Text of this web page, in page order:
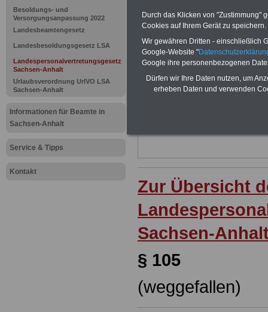
Besoldungs- und
Versorgungsanpassung 2022
Landesbeamtengesetz
Landesbesoldungsgesetz LSA
Landespersonalvertretungsgesetz
Sachsen-Anhalt
Urlaubsverordnung UrlVO LSA
Sachsen-Anhalt
Informationen für Beamte in
Sachsen-Anhalt
Service & Tipps
Kontakt
BEHÖRDEN-ABOmit drei
22,50 Euro: Wissenswertes für
und Beamte,
(Bund/Länder) sowie Beihilferecht in
Ländern. Alle 3 Ratgeber sind
Sachverhalte verständlich und
geeignet für Beamtinnen und
Zur Übersicht
Sachsen-
§ 105
(weggefallen)
Durch das Klicken von "Zustimmung"
Cookies auf Ihrem Gerät zu speichern.
Wir gewähren Dritten - einschließlich
Google-Website "
Google ihre personenbezogenen
Dürfen wir Ihre Daten nutzen, um
erheben Daten und verwenden